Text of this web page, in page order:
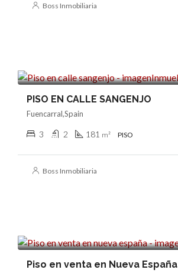
Boss Inmobiliaria
PISO EN CALLE SANGENJO
Fuencarral,Spain
3 2 181 m² PISO
Boss Inmobiliaria
Piso en venta en Nueva España